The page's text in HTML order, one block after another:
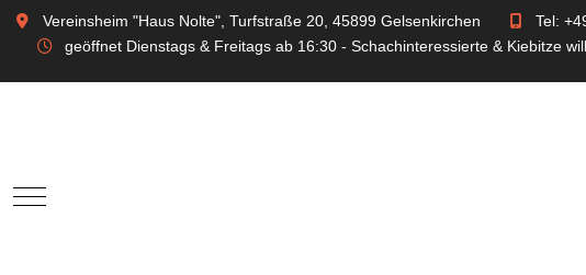
Vereinsheim "Haus Nolte", Turfstraße 20, 45899 Gelsenkirchen Tel:
geöffnet Dienstags & Freitags ab 16:30 - Schachinteressierte & Kiebitze
Mobile Menu Toggle